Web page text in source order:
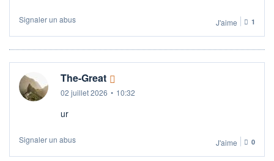
Signaler un abus J'aime 1
The-Great
02 juillet 2026 • 10:32
ur
Signaler un abus J'aime 0